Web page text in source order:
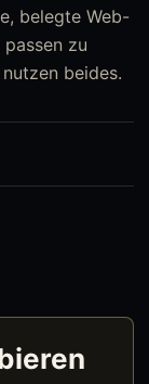
belegte Web-
zu
beides.